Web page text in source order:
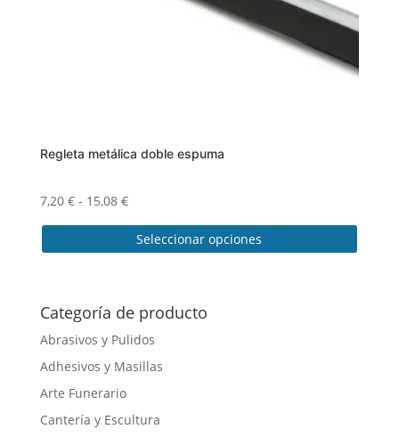
Regleta metálica doble espuma
7,20 € - 15,08 €Rango
precios:
15,08 €
Seleccionar opciones
tiene
múltiples
variantes.
Las
opciones
pueden
Categoría de producto
Abrasivos y Pulidos
Adhesivos y Masillas
Arte Funerario
Cantería y Escultura